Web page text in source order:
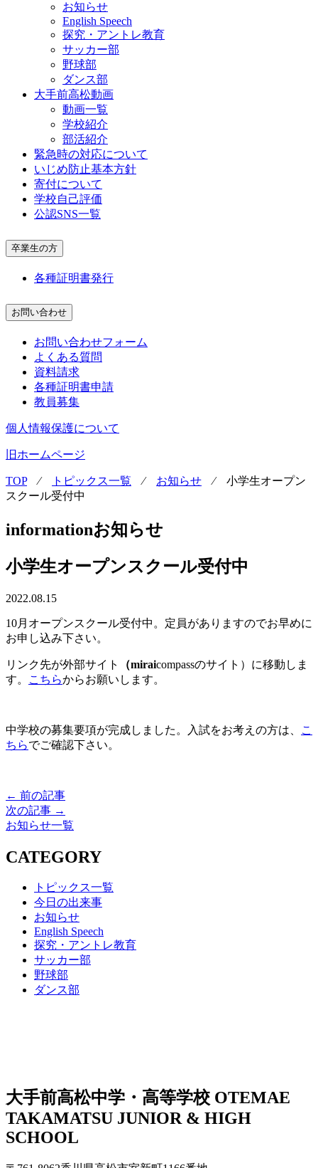
お知らせ
English Speech
探究・アントレ教育
サッカー部
野球部
ダンス部
大手前高松動画
動画一覧
学校紹介
部活紹介
緊急時の対応について
いじめ防止基本方針
寄付について
学校自己評価
公認SNS一覧
卒業生の方
各種証明書発行
お問い合わせ
お問い合わせフォーム
よくある質問
資料請求
各種証明書申請
教員募集
個人情報保護について
旧ホームページ
TOP⁄ トピックス一覧 ⁄ お知らせ ⁄ 小学生オープン
スクール受付中
informationお知らせ
小学生オープンスクール受付中
2022.08.15
10月オープンスクール受付中。定員がありますのでお早めに
お申し込み下さい。
リンク先が外部サイト （miraicompassのサイト）に移動しま
す。
こちらからお願いします。
中学校の募集要項が完成しました。入試をお考えの方は、
こ
ちらでご確認下さい。
← 前の記事
次の記事 →
お知らせ一覧
CATEGORY
トピックス一覧
今日の出来事
お知らせ
English Speech
探究・アントレ教育
サッカー部
野球部
ダンス部
大手前高松中学・高等学校 OTEMAE
TAKAMATSU JUNIOR & HIGH
SCHOOL